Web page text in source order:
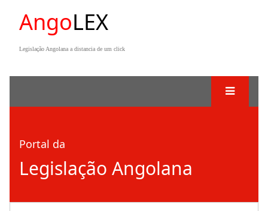
AngoLEX
Legislação Angolana a distancia de um click
Portal da
Legislação Angolana